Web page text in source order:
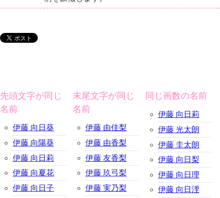
先頭文字が同じ
名前
伊藤 向日葵
伊藤 向陽葵
伊藤 向日莉
伊藤 向夏花
伊藤 向日子
末尾文字が同じ
名前
伊藤 由佳梨
伊藤 由香梨
伊藤 友香梨
伊藤 玖弓梨
伊藤 実乃梨
同じ画数の名前
伊藤 向日莉
伊藤 光太朗
伊藤 圭太朗
伊藤 向日梨
伊藤 向日理
伊藤 向日浬